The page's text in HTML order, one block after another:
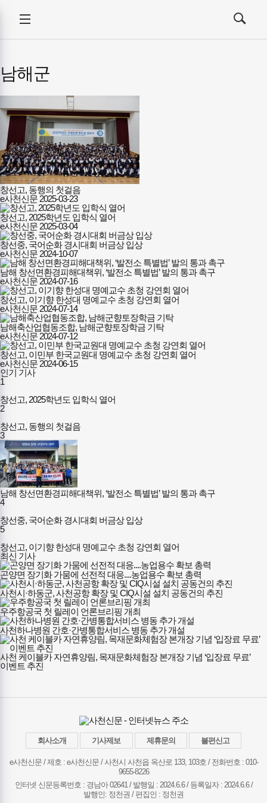
전체메뉴
열기/
검색
열기/
남해군
창선고, 동행의 첫걸음
e사천신문 2025-03-23
창선고, 2025학년도 입학식 열어
e사천신문 2025-03-04
창선중, 국어순화 경시대회 버금상 입상
e사천신문 2024-10-07
남해 창선면환경피해대책위, ‘발전소 특별법’ 발의 통과 촉구
e사천신문 2024-07-16
창선고, 이기향 한성대 명예교수 초청 강연회 열어
e사천신문 2024-07-14
남해축산업협동조합, 남해군향토장학금 기탁
e사천신문 2024-07-12
창선고, 이민부 한국교원대 명예교수 초청 강연회 열어
e사천신문 2024-06-15
인기 기사
1
창선고, 2025학년도 입학식 열어
2
창선고, 동행의 첫걸음
3
남해 창선면환경피해대책위, ‘발전소 특별법’ 발의 통과 촉구
4
창선중, 국어순화 경시대회 버금상 입상
5
창선고, 이기향 한성대 명예교수 초청 강연회 열어
최신 기사
곤양면 장기화 가뭄에 선전적 대응....농업용수 확보 총력
사천시·하동군, 사천공항 확장 및 CIQ시설 설치 공동건의 추진
우주항공국 첫 릴레이 언론브리핑 개최
사천하나병원 간호·간병통합서비스 병동 추가 개설
사천 케이블카 자연휴양림, 목재문화체험장 본개장 기념 ‘입장료 무료’
이벤트 추진
회사소개 기사제보 제휴문의 불편신고
e사천신문 / 제호 : e사천신문 /사천시 사천읍 옥산로 133, 103호 / 전화번호 : 010-
9655-8226
인터넷 신문등록번호 : 경남아 02641 / 발행일 : 2024.6.6 / 등록일자 : 2024.6.6 /
발행인: 정천권 / 편집인 : 정천권